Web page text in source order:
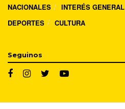
NACIONALES
INTERÉS GENERAL
DEPORTES
CULTURA
Seguinos